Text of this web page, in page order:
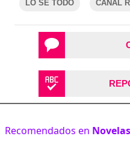
LO SÉ TODO CANAL
Recomendados en